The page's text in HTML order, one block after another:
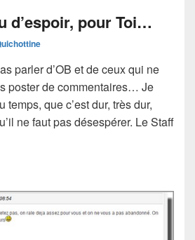
d’espoir, pour Toi…
parler d’OB et de ceux qui ne
poster de commentaires… Je
que c’est dur, très dur,
ne faut pas désespérer. Le Staff